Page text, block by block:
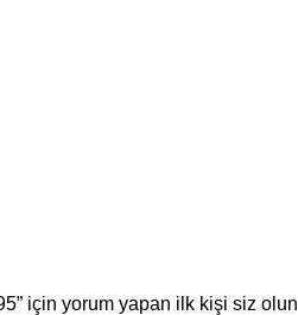
için yorum yapan ilk kişi siz olun